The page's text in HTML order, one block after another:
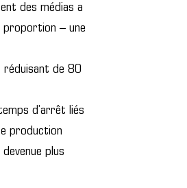
des médias a
proportion – une
réduisant de 80
d’arrêt liés
production
plus